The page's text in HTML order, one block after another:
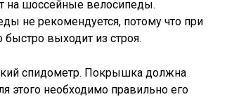
на шоссейные велосипеды.
не рекомендуется, потому что при
быстро выходит из строя.
спидометр. Покрышка должна
этого необходимо правильно его